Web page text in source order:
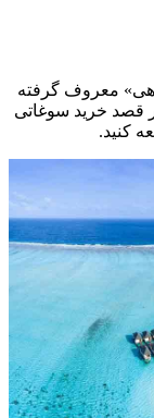
معروف گرفته
قصد خرید سوغاتی
کنید.